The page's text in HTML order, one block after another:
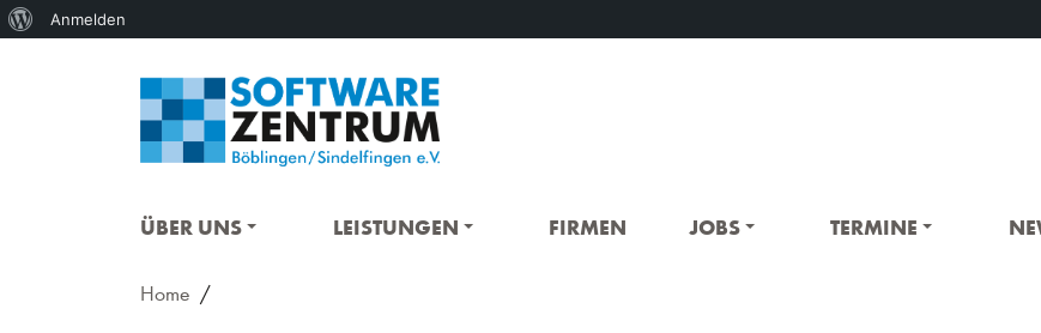
ÜBER UNS LEISTUNGEN FIRMEN JOBS TERMINE
Home
Über
Anmelden